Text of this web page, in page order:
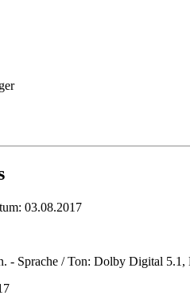
03.08.2017
- Sprache / Ton: Dolby Digital